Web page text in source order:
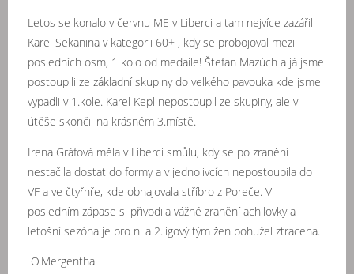
Letos se konalo v červnu ME v Liberci a tam nejvíce zazářil
Karel Sekanina v kategorii 60+ , kdy se probojoval mezi
posledních osm, 1 kolo od medaile! Štefan Mazúch a já jsme
postoupili ze základní skupiny do velkého pavouka kde jsme
vypadli v 1.kole. Karel Kepl nepostoupil ze skupiny, ale v
útěše skončil na krásném 3.místě.
Irena Gráfová měla v Liberci smůlu, kdy se po zranění
nestačila dostat do formy a v jednolivcích nepostoupila do
VF a ve čtyřhře, kde obhajovala stříbro z Poreče. V
posledním zápase si přivodila vážné zranění achilovky a
letošní sezóna je pro ni a 2.ligový tým žen bohužel ztracena.
O.Mergenthal